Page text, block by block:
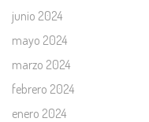
junio 2024
mayo 2024
marzo 2024
febrero 2024
enero 2024